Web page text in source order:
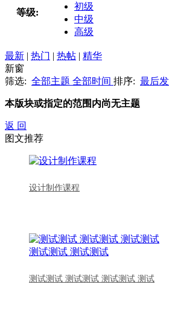
等级:
初级
中级
高级
最新 | 热门 | 热帖 | 精华
新窗
筛选: 全部主题 全部时间 排序: 最后
本版块或指定的范围内尚无主题
返 回
图文推荐
设计制作课程
测试测试 测试测试 测试测试 测试